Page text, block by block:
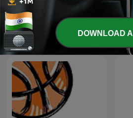
Tangos De La Esquina SurDOWNLOAD